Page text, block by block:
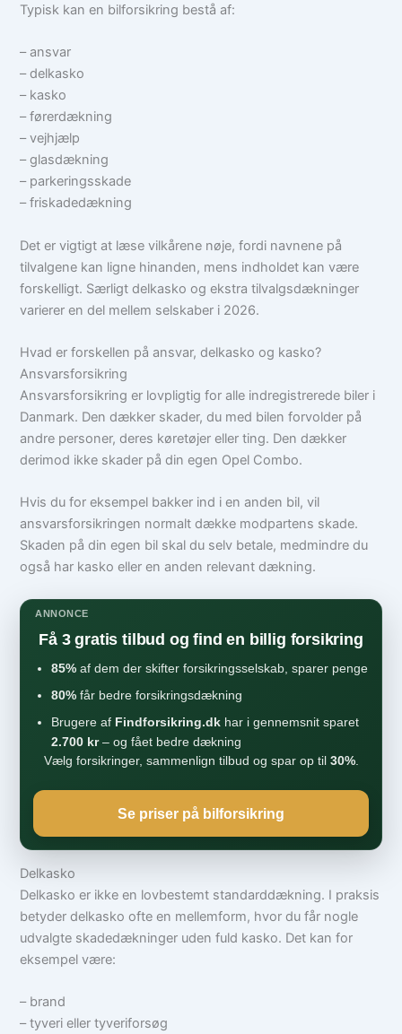
Typisk kan en bilforsikring bestå af:
– ansvar
– delkasko
– kasko
– førerdækning
– vejhjælp
– glasdækning
– parkeringsskade
– friskadedækning
Det er vigtigt at læse vilkårene nøje, fordi navnene på
tilvalgene kan ligne hinanden, mens indholdet kan være
forskelligt. Særligt delkasko og ekstra tilvalgsdækninger
varierer en del mellem selskaber i 2026.
Hvad er forskellen på ansvar, delkasko og kasko?
Ansvarsforsikring
Ansvarsforsikring er lovpligtig for alle indregistrerede biler i
Danmark. Den dækker skader, du med bilen forvolder på
andre personer, deres køretøjer eller ting. Den dækker
derimod ikke skader på din egen Opel Combo.
Hvis du for eksempel bakker ind i en anden bil, vil
ansvarsforsikringen normalt dække modpartens skade.
Skaden på din egen bil skal du selv betale, medmindre du
også har kasko eller en anden relevant dækning.
ANNONCE
Få 3 gratis tilbud og find en billig forsikring
85% af dem der skifter forsikringsselskab, sparer penge
80% får bedre forsikringsdækning
Brugere af Findforsikring.dk har i gennemsnit sparet
2.700 kr– og fået bedre dækning
Vælg forsikringer, sammenlign tilbud og spar op til 30%.
Se priser på bilforsikring
Delkasko
Delkasko er ikke en lovbestemt standarddækning. I praksis
betyder delkasko ofte en mellemform, hvor du får nogle
udvalgte skadedækninger uden fuld kasko. Det kan for
eksempel være:
– brand
– tyveri eller tyveriforsøg